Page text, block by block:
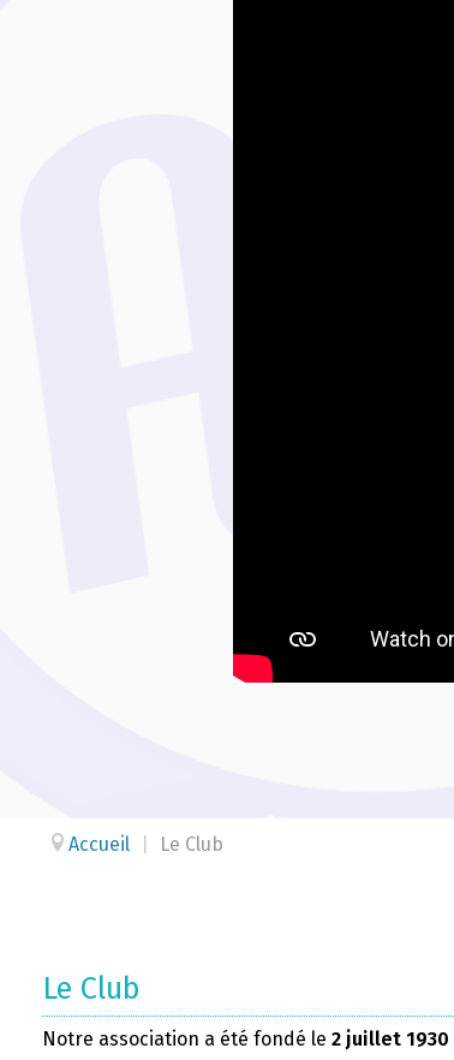
Accueil Le Club
Le Club
Notre association a été fondé le 2 juillet 1930